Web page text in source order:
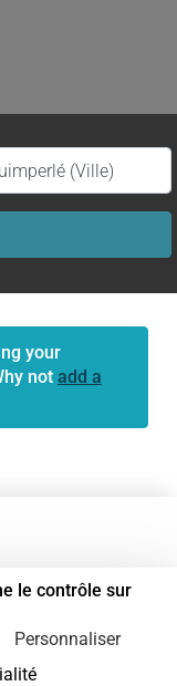
(ville ou région)
your
not add a
le contrôle sur
Personnaliser